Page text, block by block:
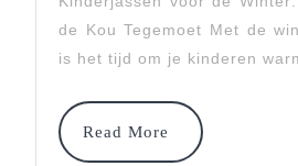
de Kou Tegemoet Met de
is het tijd om je kinderen
Read More
Read
More